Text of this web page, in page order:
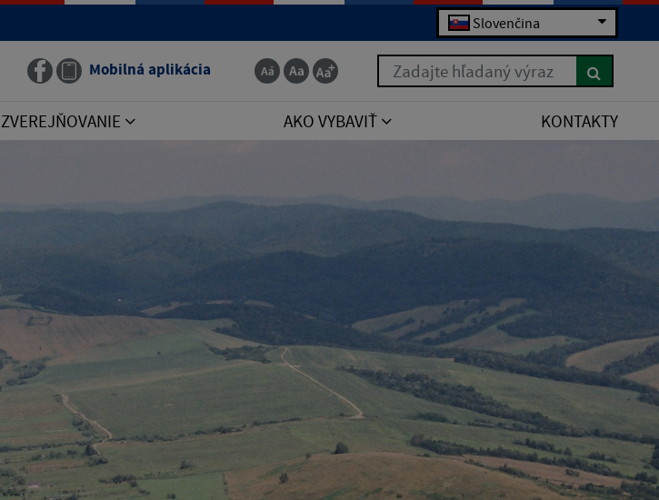
Slovenčina
Mobilná aplikácia Zadajte hľadaný výraz
ZVEREJŇOVANIE AKO VYBAVIŤ KONTAKTY